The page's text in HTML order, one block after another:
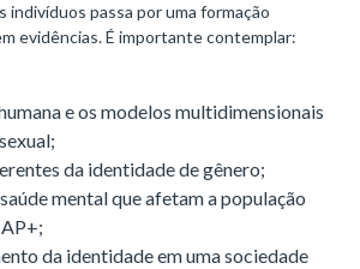
indivíduos passa por uma formação
evidências. É importante contemplar:
e os modelos multidimensionais
da identidade de gênero;
mental que afetam a população
da identidade em uma sociedade